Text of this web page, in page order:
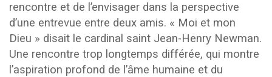
rencontre et de l’envisager dans la perspective
d’une entrevue entre deux amis. « Moi et mon
Dieu » disait le cardinal saint Jean-Henry Newman.
Une rencontre trop longtemps différée, qui montre
l’aspiration profond de l’âme humaine et du